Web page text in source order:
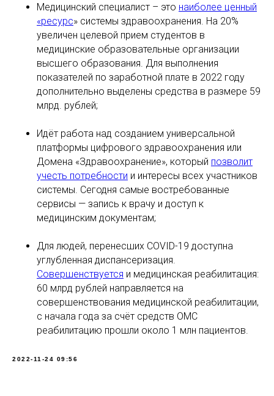
Медицинский специалист – это наиболее ценный
«ресурс» системы здравоохранения. На 20%
увеличен целевой прием студентов в
медицинские образовательные организации
высшего образования. Для выполнения
показателей по заработной плате в 2022 году
дополнительно выделены средства в размере 59
млрд. рублей;
Идёт работа над созданием универсальной
платформы цифрового здравоохранения или
Домена «Здравоохранение», который позволит
учесть потребности и интересы всех участников
системы. Сегодня самые востребованные
сервисы — запись к врачу и доступ к
медицинским документам;
Для людей, перенесших COVID-19 доступна
углубленная диспансеризация.
Совершенствуется и медицинская реабилитация:
60 млрд рублей направляется на
совершенствования медицинской реабилитации,
с начала года за счёт средств ОМС
реабилитацию прошли около 1 млн пациентов.
2022-11-24 09:56